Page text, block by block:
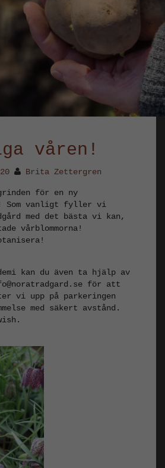
våren!
Brita Zettergren
för en ny
Som vanligt fyller vi
med det bästa vi kan,
vårblommorna!
kan du även ta hjälp av
för att
vi upp på parkeringen
med säkert avstånd.